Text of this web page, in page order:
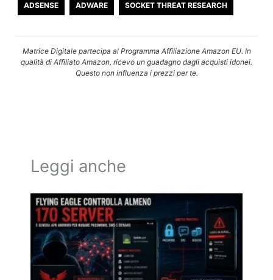
ADSENSE ADWARE SOCKET THREAT RESEARCH
Matrice Digitale partecipa al Programma Affiliazione Amazon EU. In
qualità di Affiliato Amazon, ricevo un guadagno dagli acquisti idonei.
Questo non influenza i prezzi per te.
Leggi anche